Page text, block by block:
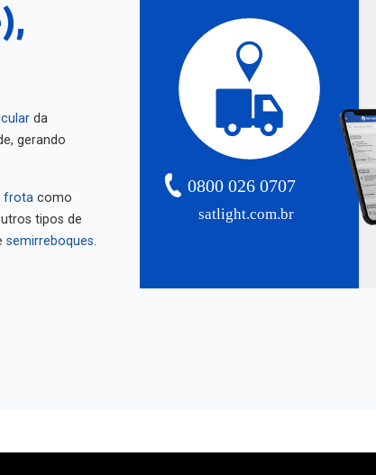
da
gerando
frota como
tipos de
semirreboques.
satlight.com.br
0800 026 0707